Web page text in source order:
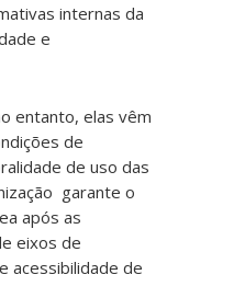
internas da
e
entanto, elas vêm
de
de uso das
garante o
após as
eixos de
acessibilidade de